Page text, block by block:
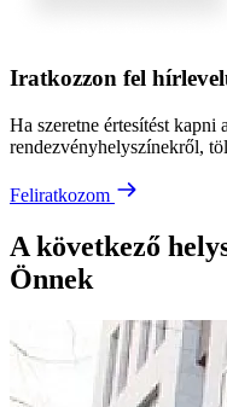
Iratkozzon fel
Ha szeretne értesítést kapni
rendezvényhelyszínekről,
Feliratkozom
A következő
Önnek